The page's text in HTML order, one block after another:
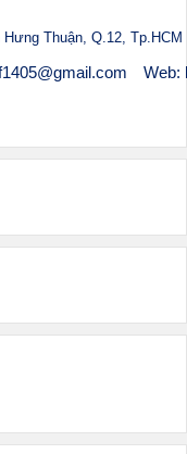
Thuận, Q.12, Tp.HCM
Web: